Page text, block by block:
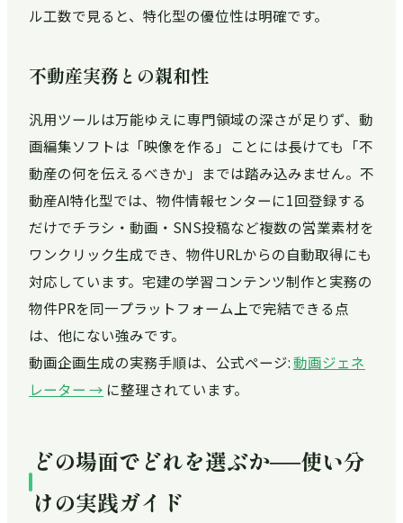
ル工数で見ると、特化型の優位性は明確です。
不動産実務との親和性
汎用ツールは万能ゆえに専門領域の深さが足りず、動
画編集ソフトは「映像を作る」ことには長けても「不
動産の何を伝えるべきか」までは踏み込みません。不
動産AI特化型では、物件情報センターに1回登録する
だけでチラシ・動画・SNS投稿など複数の営業素材を
ワンクリック生成でき、物件URLからの自動取得にも
対応しています。宅建の学習コンテンツ制作と実務の
物件PRを同一プラットフォーム上で完結できる点
は、他にない強みです。
動画企画生成の実務手順は、公式ページ:動画ジェネ
レーター → に整理されています。
どの場面でどれを選ぶか──使い分
けの実践ガイド